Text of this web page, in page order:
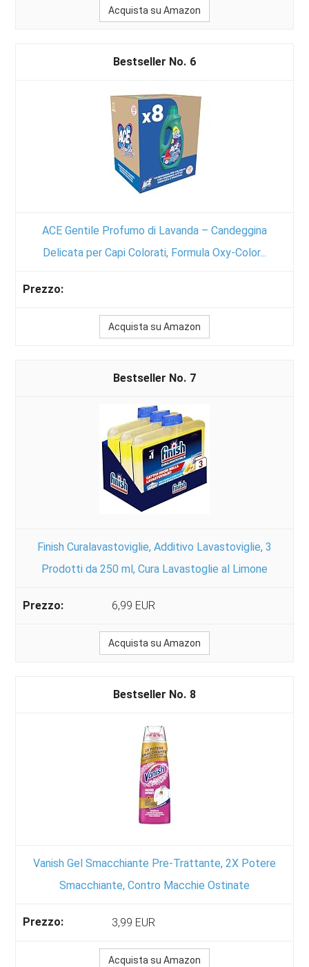
Acquista su Amazon
6
ACE Gentile Profumo di Lavanda – Candeggina
Delicata per Capi Colorati, Formula Oxy-Color...
Acquista su Amazon
7
Finish Curalavastoviglie, Additivo Lavastoviglie, 3
Prodotti da 250 ml, Cura Lavastoglie al Limone
6,99 EUR
Acquista su Amazon
8
Vanish Gel Smacchiante Pre-Trattante, 2X Potere
Smacchiante, Contro Macchie Ostinate
3,99 EUR
Acquista su Amazon